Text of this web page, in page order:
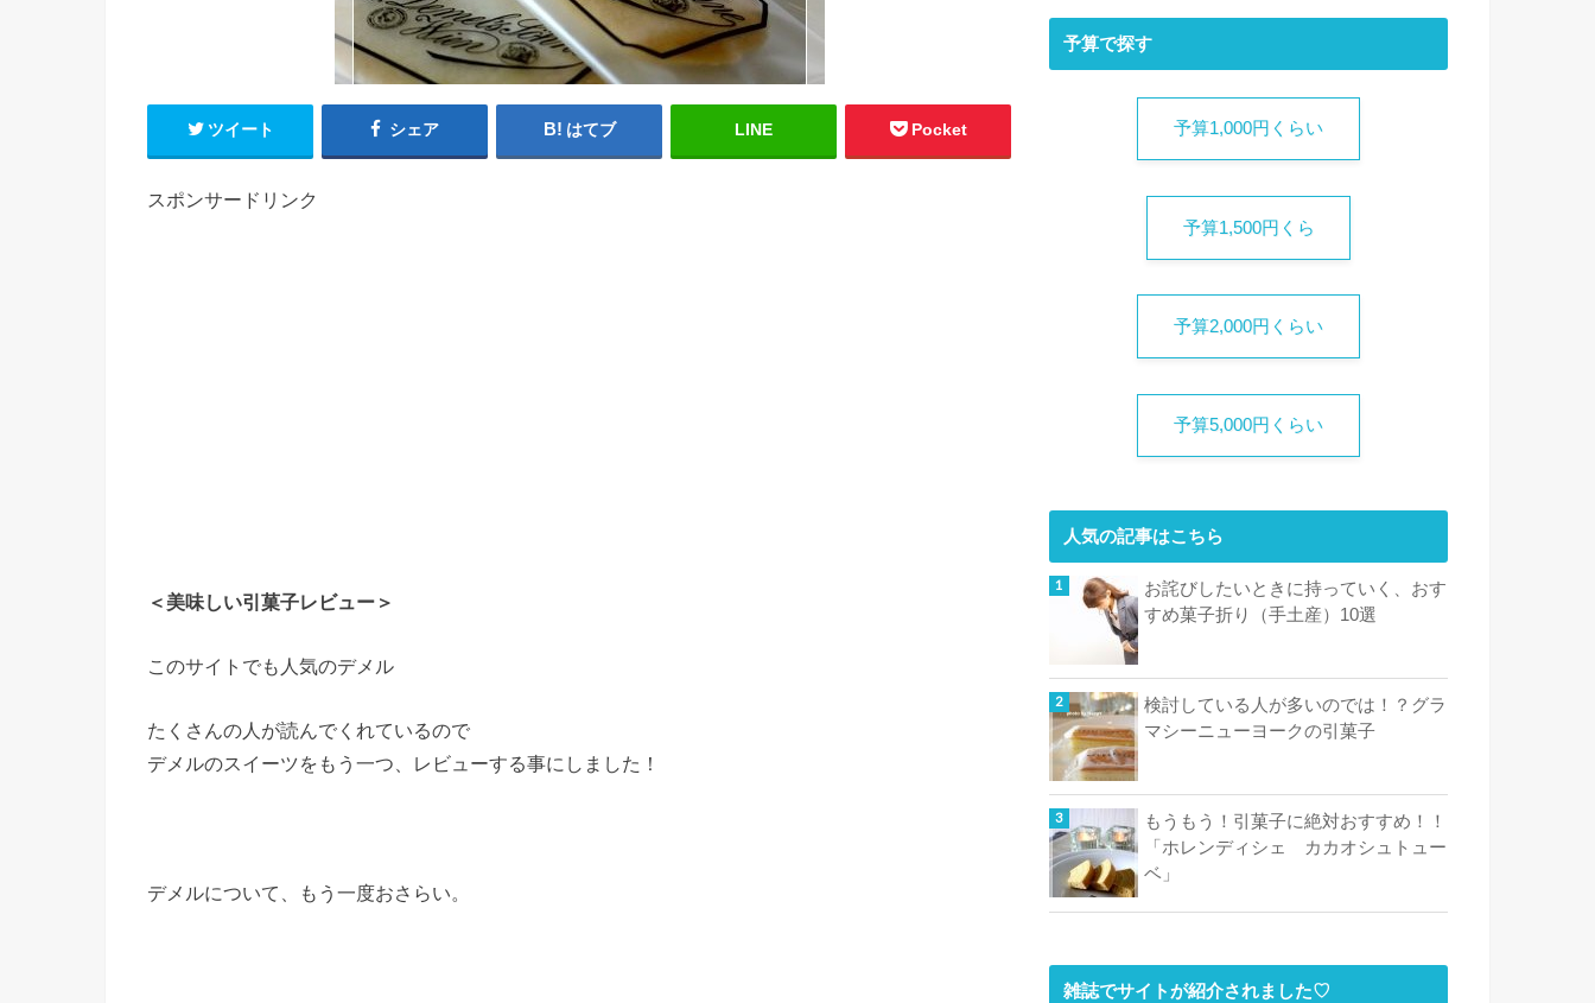
ツイート シェア はてブ LINE Pocket
スポンサードリンク
＜美味しい引菓子レビュー＞
このサイトでも人気のデメル
たくさんの人が読んでくれているので
デメルのスイーツをもう一つ、レビューする事にしました！
デメルについて、もう一度おさらい。
予算で探す
予算1,000円くらい
予算1,500円くら
予算2,000円くらい
予算5,000円くらい
人気の記事はこちら
お詫びしたいときに持っていく、おす
すめ菓子折り（手土産）10選
検討している人が多いのでは！？グラ
マシーニューヨークの引菓子
もうもう！引菓子に絶対おすすめ！！
「ホレンディシェ カカオシュトュー
ベ」
雑誌でサイトが紹介されました♡